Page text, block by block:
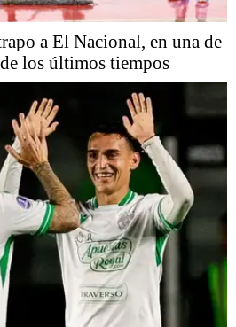
a El Nacional, en una de
los últimos tiempos